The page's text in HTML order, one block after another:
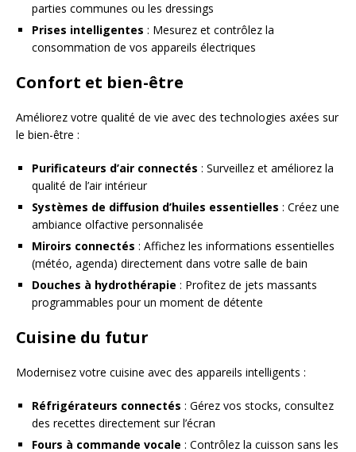
parties communes ou les dressings
Prises intelligentes : Mesurez et contrôlez la
consommation de vos appareils électriques
Confort et bien-être
Améliorez votre qualité de vie avec des technologies axées sur
le bien-être :
Purificateurs d’air connectés : Surveillez et améliorez la
qualité de l’air intérieur
Systèmes de diffusion d’huiles essentielles : Créez une
ambiance olfactive personnalisée
Miroirs connectés : Affichez les informations essentielles
(météo, agenda) directement dans votre salle de bain
Douches à hydrothérapie : Profitez de jets massants
programmables pour un moment de détente
Cuisine du futur
Modernisez votre cuisine avec des appareils intelligents :
Réfrigérateurs connectés : Gérez vos stocks, consultez
des recettes directement sur l’écran
Fours à commande vocale : Contrôlez la cuisson sans les